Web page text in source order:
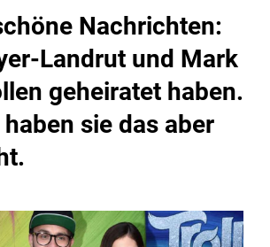
Nachrichten:
Landrut und Mark
geheiratet haben.
sie das aber